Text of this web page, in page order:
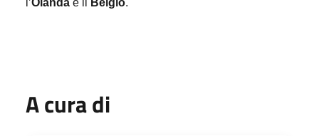
A cura di